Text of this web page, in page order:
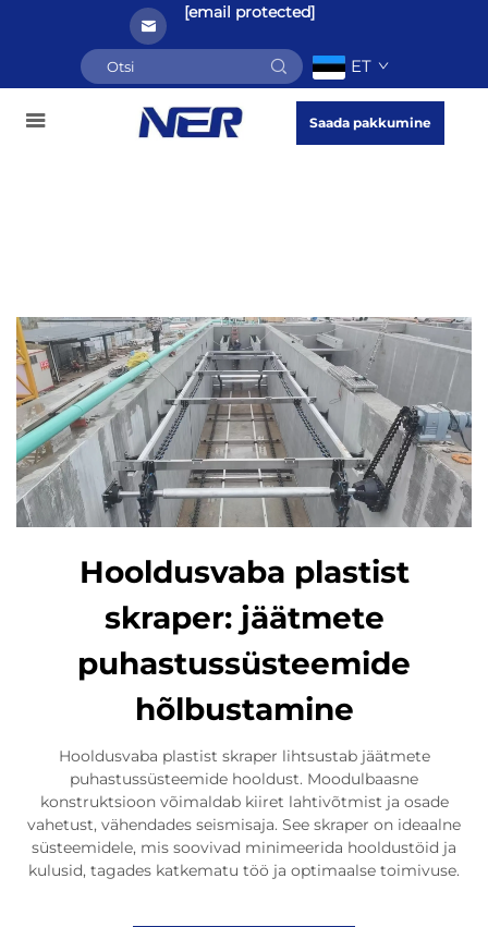
[email protected]
ET
Saada pakkumine
Hooldusvaba plastist
skraper: jäätmete
puhastussüsteemide
hõlbustamine
Hooldusvaba plastist skraper lihtsustab jäätmete
puhastussüsteemide hooldust. Moodulbaasne
konstruktsioon võimaldab kiiret lahtivõtmist ja osade
vahetust, vähendades seismisaja. See skraper on ideaalne
süsteemidele, mis soovivad minimeerida hooldustöid ja
kulusid, tagades katkematu töö ja optimaalse toimivuse.